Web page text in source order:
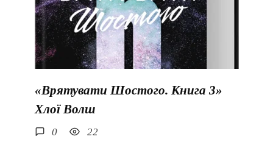
«Врятувати Шостого. Книга 3»
Хлої Волш
0 22